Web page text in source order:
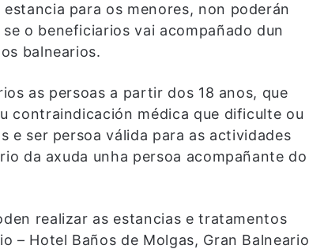
para os menores, non poderán
o beneficiarios vai acompañado dun
balnearios.
as persoas a partir dos 18 anos, que
contraindicación médica que dificulte ou
e ser persoa válida para as actividades
da axuda unha persoa acompañante do
realizar as estancias e tratamentos
– Hotel Baños de Molgas, Gran Balneario